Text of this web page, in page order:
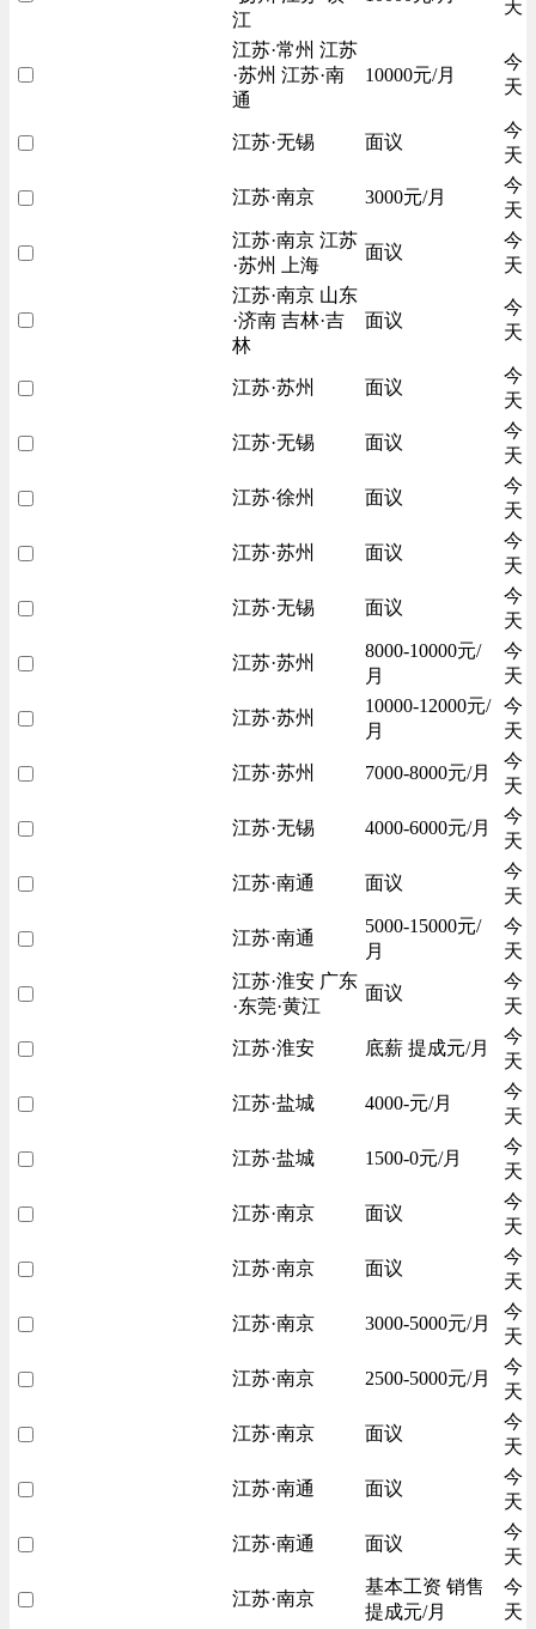
江
天
江苏·常州 江苏
·苏州 江苏·南
通
10000元/月
今
天
江苏·无锡 面议
今
天
江苏·南京 3000元/月
今
天
江苏·南京 江苏
·苏州 上海
面议
今
天
江苏·南京 山东
·济南 吉林·吉
林
面议
今
天
江苏·苏州 面议
今
天
江苏·无锡 面议
今
天
江苏·徐州 面议
今
天
江苏·苏州 面议
今
天
江苏·无锡 面议
今
天
江苏·苏州
8000-10000元/
月
今
天
江苏·苏州
10000-12000元/
月
今
天
江苏·苏州 7000-8000元/月
今
天
江苏·无锡 4000-6000元/月
今
天
江苏·南通 面议
今
天
江苏·南通
5000-15000元/
月
今
天
江苏·淮安 广东
·东莞·黄江
面议
今
天
江苏·淮安 底薪 提成元/月
今
天
江苏·盐城 4000-元/月
今
天
江苏·盐城 1500-0元/月
今
天
江苏·南京 面议
今
天
江苏·南京 面议
今
天
江苏·南京 3000-5000元/月
今
天
江苏·南京 2500-5000元/月
今
天
江苏·南京 面议
今
天
江苏·南通 面议
今
天
江苏·南通 面议
今
天
江苏·南京
基本工资 销售
提成元/月
今
天